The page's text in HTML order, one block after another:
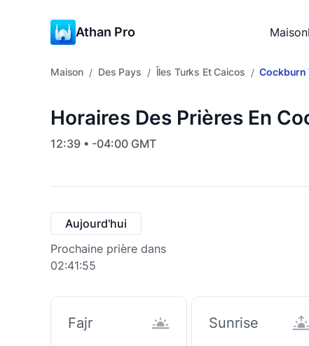
Athan Pro Maison
Maison / Des Pays / Îles Turks Et Caicos / Cockburn
Horaires Des Prières En
12:39 • -04:00 GMT
Aujourd'hui
Prochaine prière dans
02:41:54
Fajr
Sunrise